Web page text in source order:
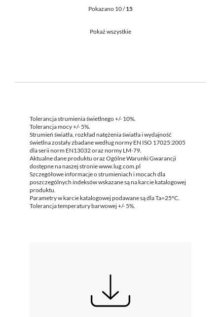
Pokazano 10 /15
Pokaż wszystkie
Tolerancja strumienia świetlnego +/- 10%.
Tolerancja mocy +/- 5%.
Strumień światła, rozkład natężenia światła i wydajność
świetlna zostały zbadane według normy EN ISO 17025:2005
dla serii norm EN13032 oraz normy LM-79.
Aktualne dane produktu oraz Ogólne Warunki Gwarancji
dostępne na naszej stronie www.lug.com.pl
Szczegółowe informacje o strumieniach i mocach dla
poszczególnych indeksów wskazane są na karcie katalogowej
produktu.
Parametry w karcie katalogowej podawane są dla Ta=25°C.
Tolerancja temperatury barwowej +/- 5%.